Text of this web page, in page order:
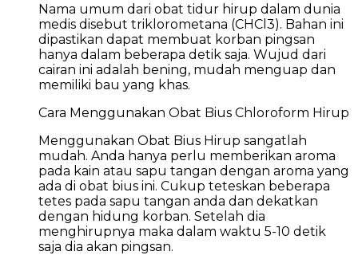
Nama umum dari obat tidur hirup dalam dunia
medis disebut triklorometana (CHCl3). Bahan ini
dipastikan dapat membuat korban pingsan
hanya dalam beberapa detik saja. Wujud dari
cairan ini adalah bening, mudah menguap dan
memiliki bau yang khas.
Cara Menggunakan Obat Bius Chloroform Hirup
Menggunakan Obat Bius Hirup sangatlah
mudah. Anda hanya perlu memberikan aroma
pada kain atau sapu tangan dengan aroma yang
ada di obat bius ini. Cukup teteskan beberapa
tetes pada sapu tangan anda dan dekatkan
dengan hidung korban. Setelah dia
menghirupnya maka dalam waktu 5-10 detik
saja dia akan pingsan.